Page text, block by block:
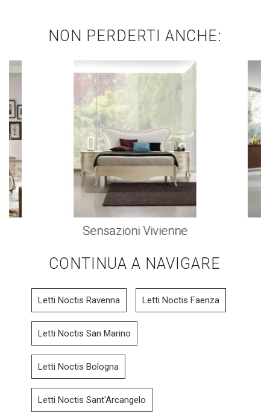
NON PERDERTI ANCHE:
Sensazioni Vivienne
CONTINUA A NAVIGARE
Letti Noctis Ravenna Letti Noctis Faenza
Letti Noctis San Marino
Letti Noctis Bologna
Letti Noctis Sant'Arcangelo